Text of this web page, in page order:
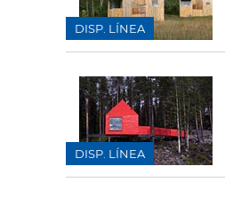
DISP. LÍNEA
DISP. LÍNEA